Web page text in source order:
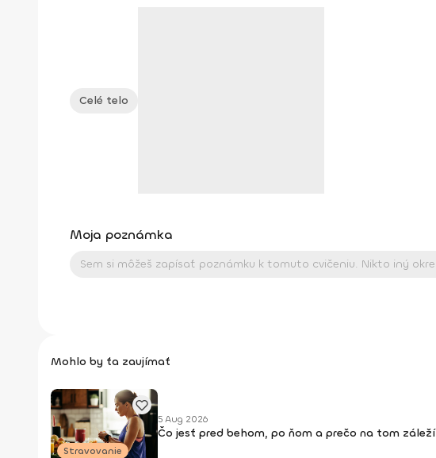
Celé telo
Moja poznámka
Mohlo by ťa zaujímať
Stravovanie
5 Aug 2026
Čo jesť pred behom, po ňom a prečo na tom záleží